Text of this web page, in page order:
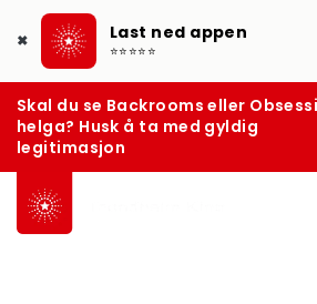
✖ Last ned appen
⭐⭐⭐⭐⭐
Skal du se Backrooms eller
helga? Husk å ta med gyldig
legitimasjon